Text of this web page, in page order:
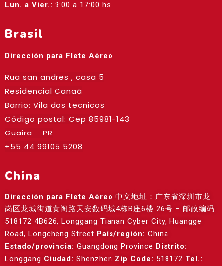
Lun. a Vier.: 9:00 a 17:00 hs
Brasil
Dirección para Flete Aéreo
Rua san andres , casa 5
Residencial Canaã
Barrio: Vila dos tecnicos
Código postal: Cep 85981-143
Guaira – PR
+55 44 99105 5208
China
Dirección para Flete Aéreo 中文地址：广东省深圳市龙
岗区龙城街道黄阁路天安数码城4栋B座6楼 26号 – 邮政编码
518172 4B626, Longgang Tianan Cyber City, Huangge
Road, Longcheng Street País/región: China
Estado/provincia: Guangdong Province Distrito:
Longgang Ciudad: Shenzhen Zip Code: 518172 Tel.: